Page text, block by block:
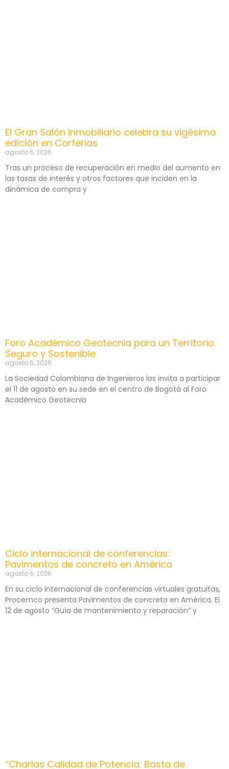
El Gran Salón Inmobiliario celebra su vigésima
edición en Corferias
agosto 6, 2026
Tras un proceso de recuperación en medio del aumento en
las tasas de interés y otros factores que inciden en la
dinámica de compra y
Foro Académico Geotecnia para un Territorio
Seguro y Sostenible
agosto 6, 2026
La Sociedad Colombiana de Ingenieros los invita a participar
el 11 de agosto en su sede en el centro de Bogotá al Foro
Académico Geotecnia
Ciclo internacional de conferencias:
Pavimentos de concreto en América
agosto 6, 2026
En su ciclo internacional de conferencias virtuales gratuitas,
Procemco presenta Pavimentos de concreto en América. El
12 de agosto “Guía de mantenimiento y reparación” y
“Charlas Calidad de Potencia: Basta de